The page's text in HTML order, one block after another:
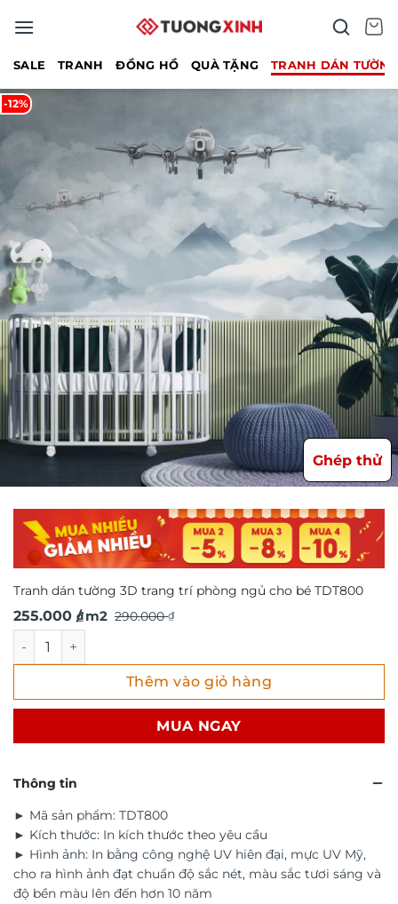
qua
SALE TRANH ĐỒNG HỒ QUÀ TẶNG TRANH DÁN
-12%
Ghép thử
Tranh dán tường 3D trang trí phòng ngủ cho bé TDT800
290.000₫
Giá
là:
290.000 ₫.
255.000 ₫
Giá
tại
là:
/ m2
Tranh dán tường 3D trang trí phòng ngủ cho bé TDT800
Thêm vào giỏ hàng
MUA NGAY
Thông tin
► Mã sản phẩm: TDT800
► Kích thước: In kích thước theo yêu cầu
► Hình ảnh: In bằng công nghệ UV hiên đại, mực UV Mỹ,
cho ra hình ảnh đạt chuẩn độ sắc nét, màu sắc tươi sáng và
độ bền màu lên đến hơn 10 năm